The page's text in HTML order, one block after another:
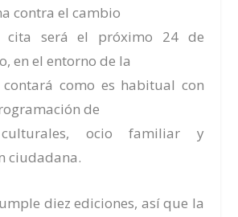
contra el cambio
cita será el próximo 24 de
en el entorno de la
contará como es habitual con
de
culturales, ocio familiar y
ciudadana.
diez ediciones, así que la